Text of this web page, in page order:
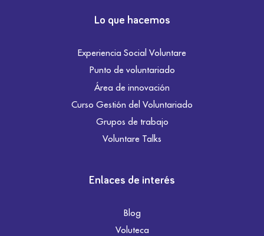
Lo que hacemos
Experiencia Social Voluntare
Punto de voluntariado
Área de innovación
Curso Gestión del Voluntariado
Grupos de trabajo
Voluntare Talks
Enlaces de interés
Blog
Voluteca